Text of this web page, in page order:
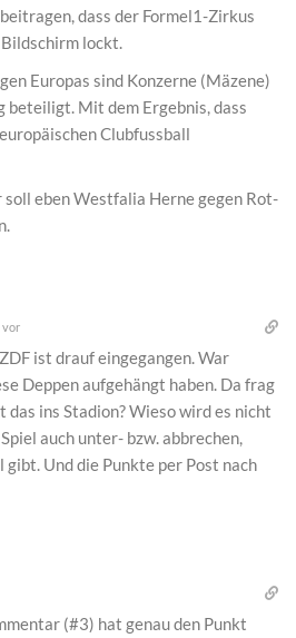
dass der Formel1-Zirkus
lockt.
Europas sind Konzerne (Mäzene)
beteiligt. Mit dem Ergebnis, dass
Clubfussball
soll eben Westfalia Herne gegen Rot-
vor
ist drauf eingegangen. War
Deppen aufgehängt haben. Da frag
das ins Stadion? Wieso wird es nicht
auch unter- bzw. abbrechen,
Und die Punkte per Post nach
(#3) hat genau den Punkt